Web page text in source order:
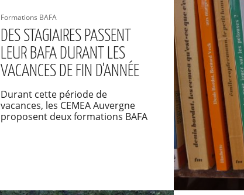
Formations BAFA
DES STAGIAIRES PASSENT
LEUR BAFA DURANT LES
VACANCES DE FIN D'ANNÉE
Durant cette période de
vacances, les CEMEA Auvergne
proposent deux formations BAFA